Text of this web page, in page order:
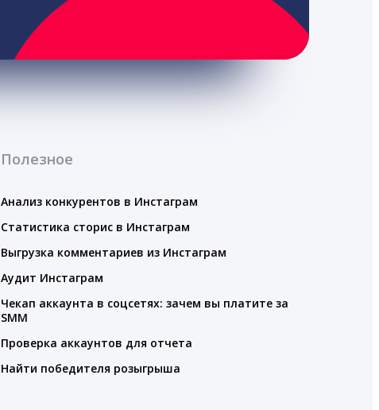
Полезное
Анализ конкурентов в Инстаграм
Статистика сторис в Инстаграм
Выгрузка комментариев из Инстаграм
Аудит Инстаграм
Чекап аккаунта в соцсетях: зачем вы платите за
SMM
Проверка аккаунтов для отчета
Найти победителя розыгрыша